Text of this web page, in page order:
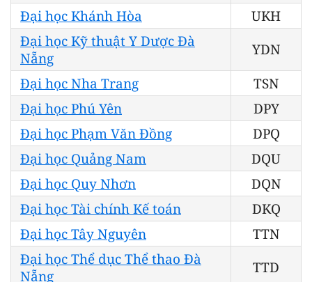
Đại học Khánh Hòa
UKH
Đại học Kỹ thuật Y Dược Đà
Nẵng
YDN
Đại học Nha Trang
TSN
Đại học Phú Yên
DPY
Đại học Phạm Văn Đồng
DPQ
Đại học Quảng Nam
DQU
Đại học Quy Nhơn
DQN
Đại học Tài chính Kế toán
DKQ
Đại học Tây Nguyên
TTN
Đại học Thể dục Thể thao Đà
Nẵng
TTD